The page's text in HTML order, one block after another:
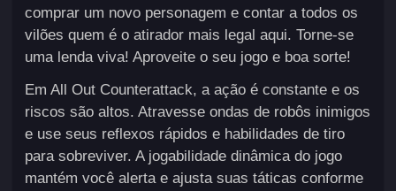
comprar um novo personagem e contar a todos os
vilões quem é o atirador mais legal aqui. Torne-se
uma lenda viva! Aproveite o seu jogo e boa sorte!
Em All Out Counterattack, a ação é constante e os
riscos são altos. Atravesse ondas de robôs inimigos
e use seus reflexos rápidos e habilidades de tiro
para sobreviver. A jogabilidade dinâmica do jogo
mantém você alerta e ajusta suas táticas conforme